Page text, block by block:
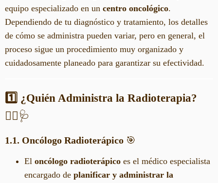
equipo especializado en un centro oncológico.
Dependiendo de tu diagnóstico y tratamiento, los detalles
de cómo se administra pueden variar, pero en general, el
proceso sigue un procedimiento muy organizado y
cuidadosamente planeado para garantizar su efectividad.
1️⃣ ¿Quién Administra la Radioterapia?
👩‍⚕️🩺
1.1. Oncólogo Radioterápico 🎯
El oncólogo radioterápico es el médico especialista
encargado de planificar y administrar la